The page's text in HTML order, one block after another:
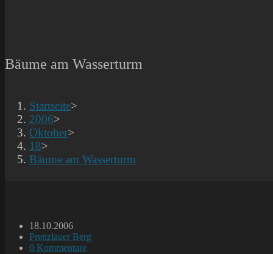
Bäume am Wasserturm
Startseite>
2006>
Oktober>
18>
Bäume am Wasserturm
Beitrag
veröffentlicht:
18.10.2006
Beitrags-
Kategorie:
Prenzlauer Berg
Beitrags-
0 Kommentare